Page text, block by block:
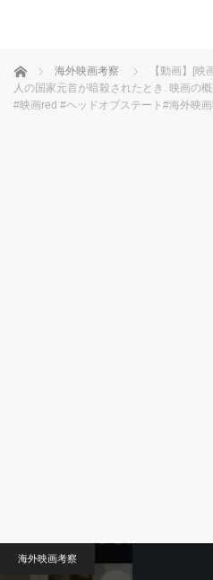
ホーム 海外映画考察
【動画】[
人の国家元首が暗殺されたとき. 映画の
#映画red #ヘッドオブステート#海外映
海外映画考察